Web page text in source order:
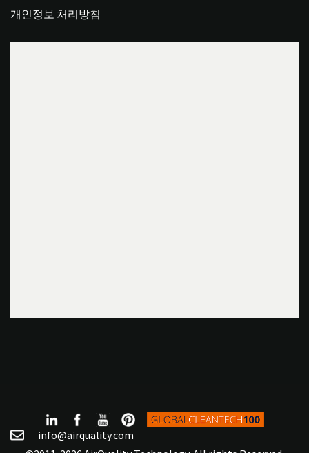
개인정보 처리방침
info@airquality.com